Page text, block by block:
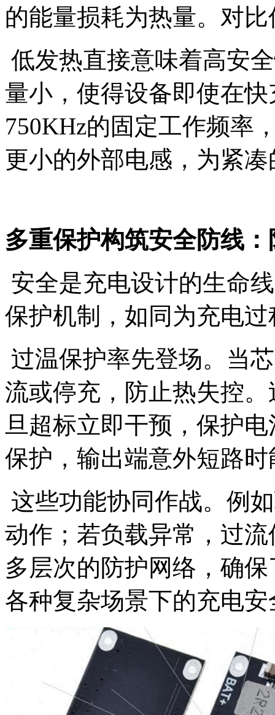
的能量损耗为热量。对
低发热直接意味着高安
量小，使得设备即使在
750KHz的固定工作频率
更小的外部电感，为紧
多重保护构筑安全防线
安全是充电设计的生命
保护机制，如同为充电
过温保护率先登场。当
流或停充，防止热失控
旦超标立即干预，保护
保护，输出端意外短路
这些功能协同作战。例
动作；若负载异常，过
多层次的防护网络，确
各种复杂场景下的充电安